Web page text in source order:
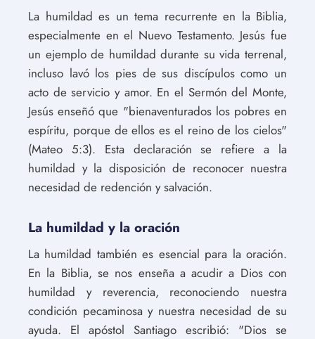
La humildad es un tema recurrente en la Biblia,
especialmente en el Nuevo Testamento. Jesús fue
un ejemplo de humildad durante su vida terrenal,
incluso lavó los pies de sus discípulos como un
acto de servicio y amor. En el Sermón del Monte,
Jesús enseñó que "bienaventurados los pobres en
espíritu, porque de ellos es el reino de los cielos"
(Mateo 5:3). Esta declaración se refiere a la
humildad y la disposición de reconocer nuestra
necesidad de redención y salvación.
La humildad y la oración
La humildad también es esencial para la oración.
En la Biblia, se nos enseña a acudir a Dios con
humildad y reverencia, reconociendo nuestra
condición pecaminosa y nuestra necesidad de su
ayuda. El apóstol Santiago escribió: "Dios se